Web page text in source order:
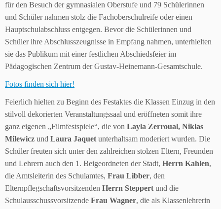
für den Besuch der gymnasialen Oberstufe und 79 Schülerinnen
und Schüler nahmen stolz die Fachoberschulreife oder einen
Hauptschulabschluss entgegen. Bevor die Schülerinnen und
Schüler ihre Abschlusszeugnisse in Empfang nahmen, unterhielten
sie das Publikum mit einer festlichen Abschiedsfeier im
Pädagogischen Zentrum der Gustav-Heinemann-Gesamtschule.
Fotos finden sich hier!
Feierlich hielten zu Beginn des Festaktes die Klassen Einzug in den
stilvoll dekorierten Veranstaltungssaal und eröffneten somit ihre
ganz eigenen „Filmfestspiele“, die von Layla Zerroual, Niklas
Milewicz und Laura Jaquet unterhaltsam moderiert wurden. Die
Schüler freuten sich unter den zahlreichen stolzen Eltern, Freunden
und Lehrern auch den 1. Beigeordneten der Stadt, Herrn Kahlen,
die Amtsleiterin des Schulamtes, Frau Libber, den
Elternpflegschaftsvorsitzenden Herrn Steppert und die
Schulausschussvorsitzende Frau Wagner, die als Klassenlehrerin